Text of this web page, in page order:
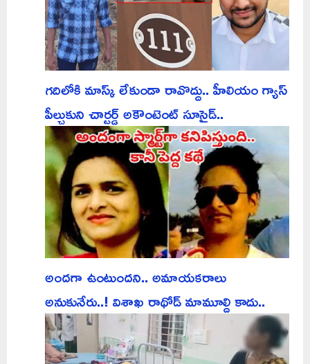
గదిలోకి మాస్క్ లేకుండా రావొద్దు.. హీలియం గ్యాస్
పీల్చుకుని చార్టర్డ్ అకౌంటెంట్ సూసైడ్..
అందగా ఉంటుందని.. అమాయకరాలు
అనుకునేరు..! విశాఖ రాథోడ్ మామూల్ది కాదు..